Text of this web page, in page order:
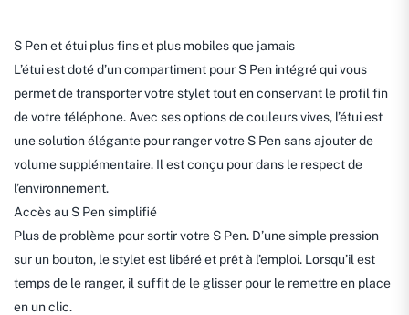
S Pen et étui plus fins et plus mobiles que jamais
L’étui est doté d’un compartiment pour S Pen intégré qui vous
permet de transporter votre stylet tout en conservant le profil fin
de votre téléphone. Avec ses options de couleurs vives, l’étui est
une solution élégante pour ranger votre S Pen sans ajouter de
volume supplémentaire. Il est conçu pour dans le respect de
l’environnement.
Accès au S Pen simplifié
Plus de problème pour sortir votre S Pen. D’une simple pression
sur un bouton, le stylet est libéré et prêt à l’emploi. Lorsqu’il est
temps de le ranger, il suffit de le glisser pour le remettre en place
en un clic.